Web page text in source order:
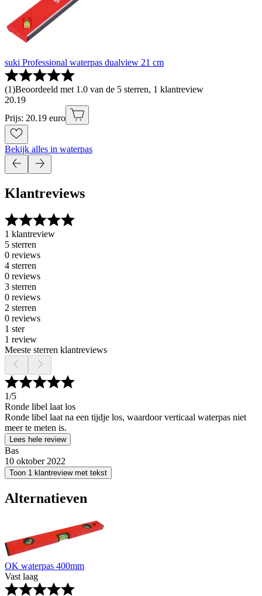
suki Professional waterpas dualview 21 cm
(1)Beoordeeld met 1.0 van de 5 sterren, 1 klantreview
20.19
Prijs: 20.19 euro
Bekijk alles in waterpas
Klantreviews
1 klantreview
5 sterren
0 reviews
4 sterren
0 reviews
3 sterren
0 reviews
2 sterren
0 reviews
1 ster
1 review
Meeste sterren klantreviews
1/5
Ronde libel laat los
Ronde libel laat na een tijdje los, waardoor verticaal waterpas niet
meer te meten is.
Lees hele review
Bas
10 oktober 2022
Toon 1 klantreview met tekst
Alternatieven
OK waterpas 400mm
Vast laag